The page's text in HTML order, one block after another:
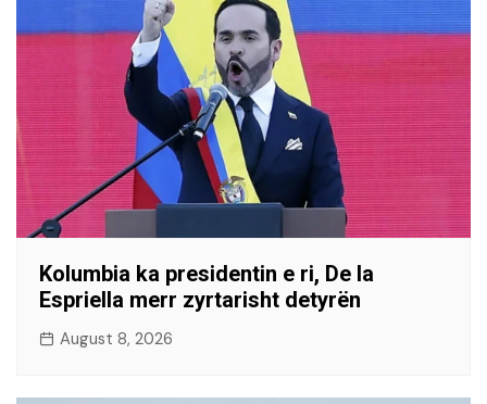
Kolumbia ka presidentin e ri, De la
Espriella merr zyrtarisht detyrën
August 8, 2026